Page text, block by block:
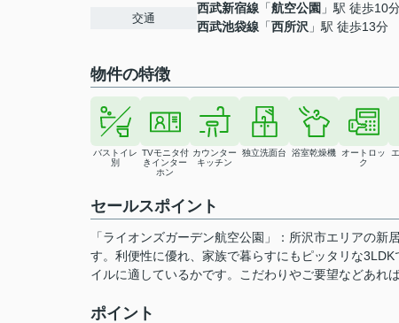
交通
西武新宿線 「航空公園 」駅 徒歩10
西武池袋線 「西所沢 」駅 徒歩13分
物件の特徴
バストイレ
別
TVモニタ付
きインター
ホン
カウンター
キッチン
独立洗面台 浴室乾燥機
オートロッ
ク
セールスポイント
「ライオンズガーデン航空公園」：所沢市エリアの
す。利便性に優れ、家族で暮らすにもピッタリな
イルに適しているかです。こだわりやご要望などあれ
ポイント